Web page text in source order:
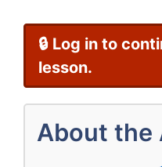
🔒 Log in to
lesson.
About the